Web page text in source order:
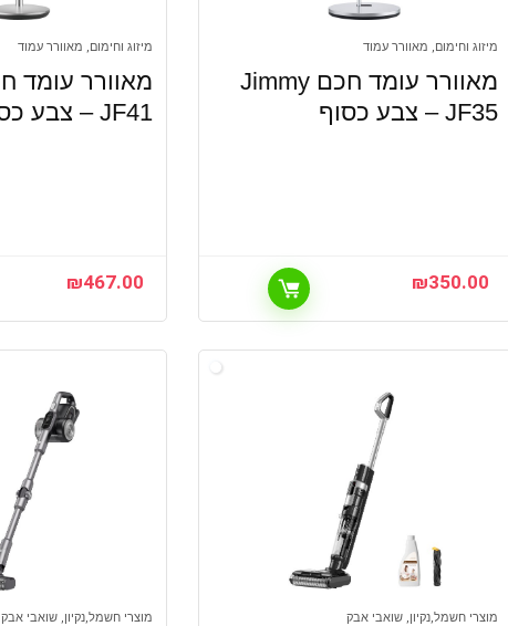
מיזוג וחימום, מאוורר עמוד
מאוורר עומד חכם Jimmy
JF35 – צבע כסוף
₪350.00
מיזוג וחימום, מאוורר עמוד
JF41 – צבע כסוף
₪467.00
מוצרי חשמל,נקיון, שואבי אבק מוצרי חשמל,נקיון, שואבי אבק